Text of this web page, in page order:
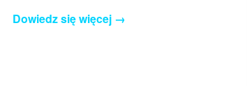
Dowiedz się więcej →